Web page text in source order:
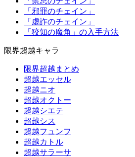
「邪罪のチェイン」
「虚詐のチェイン」
「狡知の魔角」の入手方法
限界超越キャラ
限界超越まとめ
超越エッセル
超越ニオ
超越オクトー
超越シエテ
超越シス
超越フュンフ
超越カトル
超越サラーサ